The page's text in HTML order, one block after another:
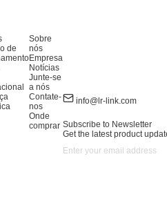
de
Sobre
nós
Empresa
Notícias
Junte-se
a nós
Contate-
nos
Onde
comprar
info@lr-link.com
Subscribe to Newsletter
Get the latest product